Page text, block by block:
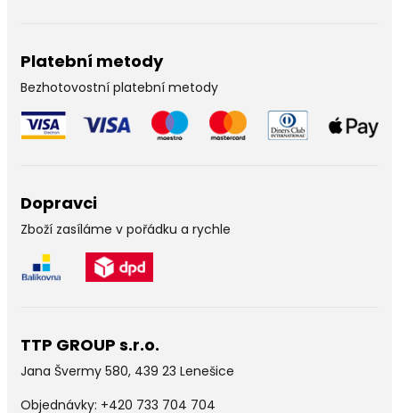
Platební metody
Bezhotovostní platební metody
Dopravci
Zboží zasíláme v pořádku a rychle
TTP GROUP s.r.o.
Jana Švermy 580, 439 23 Lenešice
Objednávky: +420 733 704 704